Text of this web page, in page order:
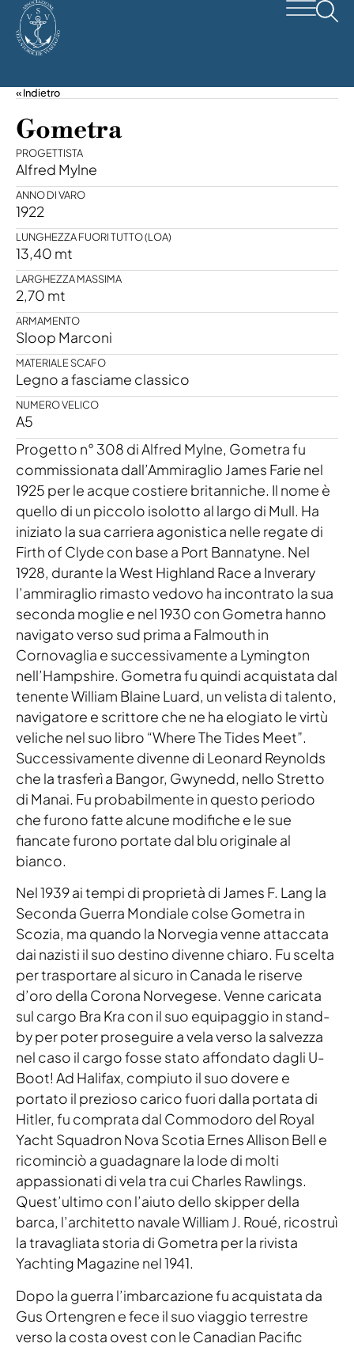
« Indietro
Gometra
PROGETTISTA
Alfred Mylne
ANNO DI VARO
1922
LUNGHEZZA FUORI TUTTO (LOA)
13,40 mt
LARGHEZZA MASSIMA
2,70 mt
ARMAMENTO
Sloop Marconi
MATERIALE SCAFO
Legno a fasciame classico
NUMERO VELICO
A5
Progetto n° 308 di Alfred Mylne, Gometra fu
commissionata dall’Ammiraglio James Farie nel
1925 per le acque costiere britanniche. Il nome è
quello di un piccolo isolotto al largo di Mull. Ha
iniziato la sua carriera agonistica nelle regate di
Firth of Clyde con base a Port Bannatyne. Nel
1928, durante la West Highland Race a Inverary
l’ammiraglio rimasto vedovo ha incontrato la sua
seconda moglie e nel 1930 con Gometra hanno
navigato verso sud prima a Falmouth in
Cornovaglia e successivamente a Lymington
nell’Hampshire. Gometra fu quindi acquistata dal
tenente William Blaine Luard, un velista di talento,
navigatore e scrittore che ne ha elogiato le virtù
veliche nel suo libro “Where The Tides Meet”.
Successivamente divenne di Leonard Reynolds
che la trasferì a Bangor, Gwynedd, nello Stretto
di Manai. Fu probabilmente in questo periodo
che furono fatte alcune modifiche e le sue
fiancate furono portate dal blu originale al
bianco.
Nel 1939 ai tempi di proprietà di James F. Lang la
Seconda Guerra Mondiale colse Gometra in
Scozia, ma quando la Norvegia venne attaccata
dai nazisti il suo destino divenne chiaro. Fu scelta
per trasportare al sicuro in Canada le riserve
d’oro della Corona Norvegese. Venne caricata
sul cargo Bra Kra con il suo equipaggio in stand-
by per poter proseguire a vela verso la salvezza
nel caso il cargo fosse stato affondato dagli U-
Boot! Ad Halifax, compiuto il suo dovere e
portato il prezioso carico fuori dalla portata di
Hitler, fu comprata dal Commodoro del Royal
Yacht Squadron Nova Scotia Ernes Allison Bell e
ricominciò a guadagnare la lode di molti
appassionati di vela tra cui Charles Rawlings.
Quest’ultimo con l’aiuto dello skipper della
barca, l’architetto navale William J. Roué, ricostruì
la travagliata storia di Gometra per la rivista
Yachting Magazine nel 1941.
Dopo la guerra l’imbarcazione fu acquistata da
Gus Ortengren e fece il suo viaggio terrestre
verso la costa ovest con le Canadian Pacific